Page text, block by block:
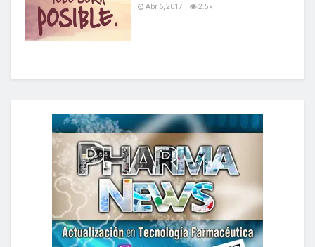
Abr 6, 2017 2.5k